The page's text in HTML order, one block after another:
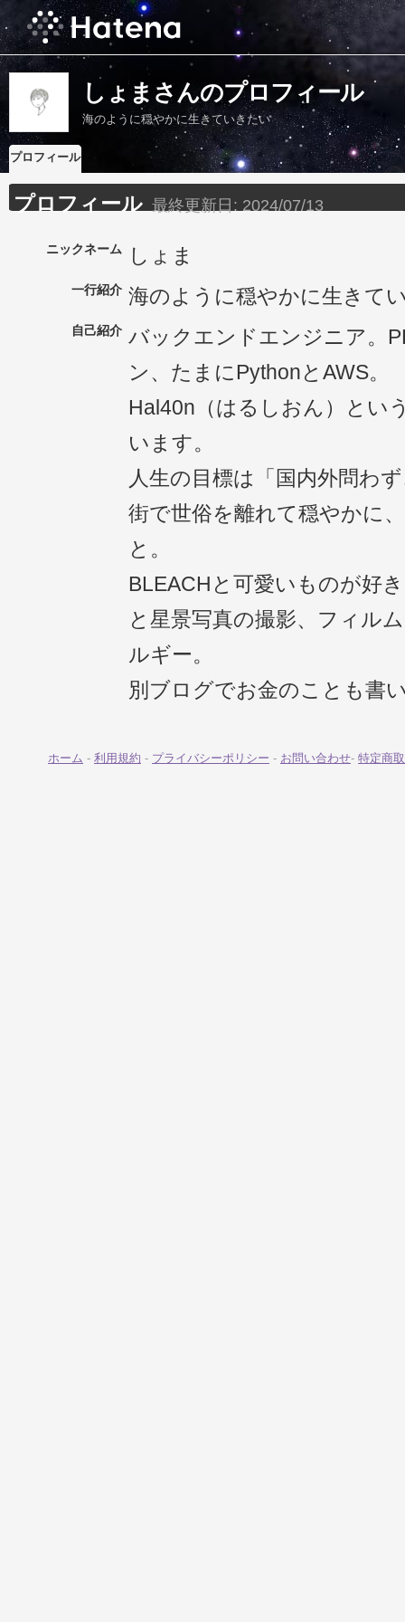
しょまさんのプロフィール
海のように穏やかに生きていきたい
プロフィール
プロフィール 最終更新日: 2024/07/13
ニックネーム しょま
一行紹介 海のように穏やかに生きて
自己紹介 バックエンドエンジニア。
ン、たまにPythonとAWS。
Hal40n（はるしおん）とい
います。
人生の目標は「国内外問わ
街で世俗を離れて穏やかに
と。
BLEACHと可愛いものが好
と星景写真の撮影、フィル
ルギー。
別ブログでお金のことも書
ホーム - 利用規約 - プライバシーポリシー - お問い合わせ- 特定商